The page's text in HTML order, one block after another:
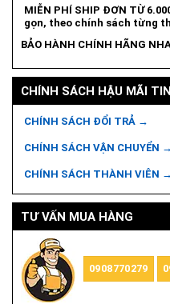
MIỄN PHÍ SHIP ĐƠN TỪ
gọn, theo chính sách từng
BẢO HÀNH CHÍNH HÃNG
CHÍNH SÁCH HẬU MÃI
CHÍNH SÁCH ĐỔI TRẢ →
CHÍNH SÁCH VẬN CHUYỂN →
CHÍNH SÁCH THÀNH VIÊN →
TƯ VẤN MUA HÀNG
0908770279